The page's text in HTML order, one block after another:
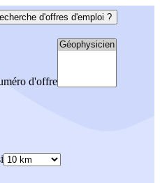
d'offres d'emploi ?
d'offre